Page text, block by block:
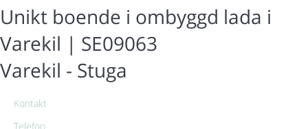
Unikt boende i ombyggd lada i
Varekil | SE09063
Varekil - Stuga
Kontakt
Telefon